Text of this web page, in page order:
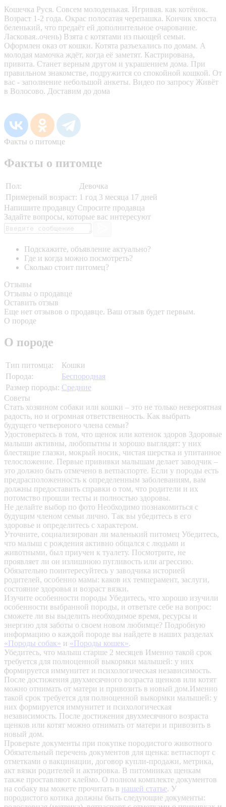
Кошечка Руся. Совсем молоденькая. Игривая. как котёнок.
Возраст 1-2 года. Окрас полосатая черепашка. Кончик хвоста
беленький, что предаёт ей дополнительное очарование.
Ласковая..очень) Взята с котятами из пьющей семьи.
Оформлен оказ от кошки. Котята разъехались по домам. А
молодая мамочка ждёт, когда её заметят. Кастрирована,
привита. Станет верным другом и украшением дома. При
правильном знакомстве, подружится со спокойной кошкой. От
вас - заполнение небольшой анкеты. Видео по запросу Живёт
в Волосово. Доставим до дома
Факты о питомце
Факты о питомце
Пол:
Девочка
Примерный возраст: 1 год 3 месяца 17 дней
Напишите продавцу Спросите продавца
Задайте вопросы, которые вас интересуют
Подскажите, объявление актуально?
Где и когда можно посмотреть?
Сколько стоит питомец?
Отзывы
Отзывы о продавце
Оставить отзыв
Еще нет отзывов о продавце. Ваш отзыв будет первым.
О породе
О породе
Тип питомца:
Кошки
Порода:
Беспородная
Размер породы: Средние
Советы
Стать хозяином собаки или кошки – это не только невероятная
радость, но и огромная ответственность. Как выбрать
будущего четвероного члена семьи?
Удостоверьтесь в том, что щенок или котенок здоров Здоровые
малыши активны, любопытны и хорошо выглядят: у них
блестящие глазки, мокрый носик, чистая шерстка и упитанное
телосложение. Первые прививки малышам делает заводчик –
это должно быть отмечено в ветпаспорте. Если у породы есть
предрасположенность к определенным заболеваниям, вам
должны предоставить справки о том, что родители и их
потомство прошли тесты и полностью здоровы.
Не делайте выбор по фото Необходимо познакомиться с
будущим членом семьи лично. Так вы убедитесь в его
здоровье и определитесь с характером.
Уточните, социализирован ли маленький питомец Убедитесь,
что малыш с рождения активно общался с людьми и
животными, был приучен к туалету. Посмотрите, не
проявляет ли он излишнюю пугливость или агрессию.
Обязательно поинтересуйтесь у заводчика историей
родителей, особенно мамы: каков их темперамент, заслуги,
состояние здоровья и возраст вязки.
Изучите особенности породы Убедитесь, что хорошо изучили
особенности выбранной породы, и ответьте себе на вопрос:
сможете ли вы выделить необходимое время, ресурсы и
энергию для заботы о своем новом любимце? Подробную
информацию о каждой породе вы найдете в наших разделах
«Породы собак» и «Породы кошек».
Убедитесь, что малыш старше 2 месяцев Именно такой срок
требуется для полноценной выкормки малышей: у них
формируется иммунитет и психологическая независимость.
После достижения двухмесячного возраста щенков или котят
можно отнимать от матери и привозить в новый дом.Именно
такой срок требуется для полноценной выкормки малышей: у
них формируется иммунитет и психологическая
независимость. После достижения двухмесячного возраста
щенков или котят можно отнимать от матери и привозить в
новый дом.
Проверьте документы при покупке породистого животного
Обязательный перечень документов для щенка: ветпаспорт с
отметками о вакцинации, договор купли-продажи, метрика,
акт вязки родителей и актировка. В питомниках щенкам
также проставляют клеймо. О полном комплекте документов
на собаку вы можете прочитать в нашей статье. У
породистого котика должны быть следующие документы: